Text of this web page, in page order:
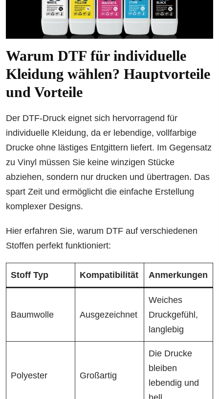
Warum DTF für individuelle
Kleidung wählen? Hauptvorteile
und Vorteile
Der DTF-Druck eignet sich hervorragend für
individuelle Kleidung, da er lebendige, vollfarbige
Drucke ohne lästiges Entgittern liefert. Im Gegensatz
zu Vinyl müssen Sie keine winzigen Stücke
abziehen, sondern nur drucken und übertragen. Das
spart Zeit und ermöglicht die einfache Erstellung
komplexer Designs.
Hier erfahren Sie, warum DTF auf verschiedenen
Stoffen perfekt funktioniert:
Stoff Typ Kompatibilität Anmerkungen
Baumwolle Ausgezeichnet
Weiches
Druckgefühl,
langlebig
Polyester Großartig
Die Drucke
bleiben
lebendig und